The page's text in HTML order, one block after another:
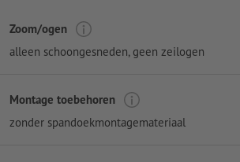
Zoom/ogen
alleen schoongesneden, geen zeilogen
Montage toebehoren
zonder spandoekmontagemateriaal